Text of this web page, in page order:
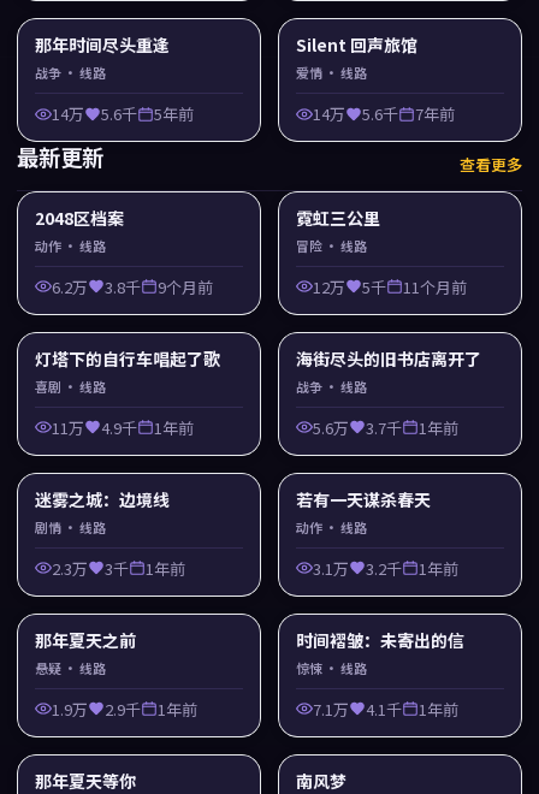
那年时间尽头重逢
战争 · 线路
14万 5.6千 5年前
Silent 回声旅馆
爱情 · 线路
14万 5.6千 7年前
最新更新 查看更多
2048区档案
动作 · 线路
6.2万 3.8千 9个月前
霓虹三公里
冒险 · 线路
12万 5千 11个月前
灯塔下的自行车唱起了歌
喜剧 · 线路
11万 4.9千 1年前
海街尽头的旧书店离开了
战争 · 线路
5.6万 3.7千 1年前
迷雾之城：边境线
剧情 · 线路
2.3万 3千 1年前
若有一天谋杀春天
动作 · 线路
3.1万 3.2千 1年前
那年夏天之前
悬疑 · 线路
1.9万 2.9千 1年前
时间褶皱：未寄出的信
惊悚 · 线路
7.1万 4.1千 1年前
那年夏天等你 南风梦